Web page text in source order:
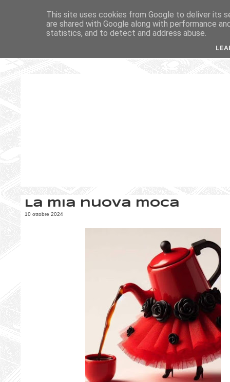
La mia nuova moca
10 ottobre 2024
This site uses cookies from Google to deliver its
are shared with Google along with performance
statistics, and to detect and address abuse.